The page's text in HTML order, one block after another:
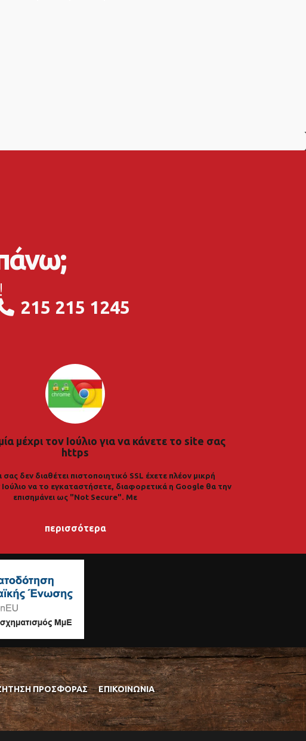
215 215 1245
μέχρι τον Ιούλιο για να κάνετε το site σας
https
σας δεν διαθέτει πιστοποιητικό SSL έχετε πλέον μικρή
Ιούλιο να το εγκαταστήσετε, διαφορετικά η Google θα την
επισημάνει ως "Not Secure". Με
περισσότερα
ΠΡΟΣΦΟΡΆΣ ΕΠΙΚΟΙΝΩΝΊΑ